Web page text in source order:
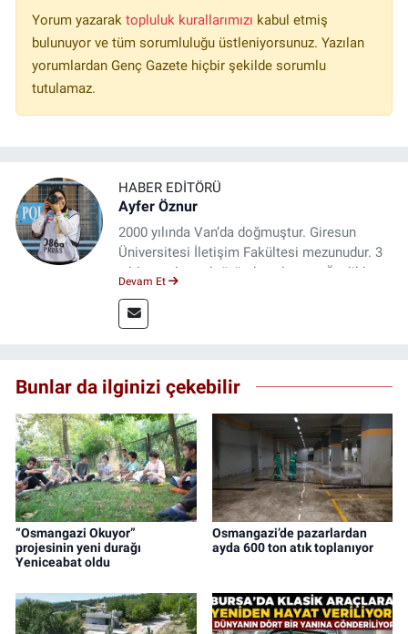
Yorum yazarak topluluk kurallarımızı kabul etmiş
bulunuyor ve tüm sorumluluğu üstleniyorsunuz. Yazılan
yorumlardan Genç Gazete hiçbir şekilde sorumlu
tutulamaz.
HABER EDITÖRÜ
Ayfer Öznur
2000 yılında Van’da doğmuştur. Giresun
Üniversitesi İletişim Fakültesi mezunudur. 3
yıldır medya sektöründe çalışıyor. Özelikle
Devam Et
Bunlar da ilginizi çekebilir
“Osmangazi Okuyor”
projesinin yeni durağı
Yeniceabat oldu
Osmangazi’de pazarlardan
ayda 600 ton atık toplanıyor